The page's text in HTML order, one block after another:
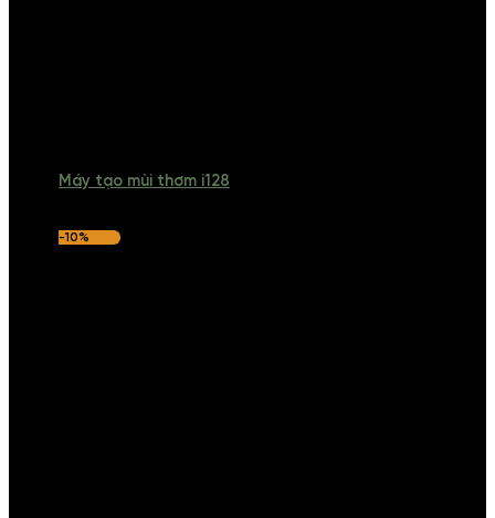
Máy tạo mùi thơm i128
-10%